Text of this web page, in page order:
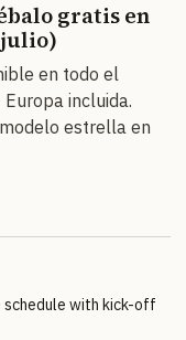
gratis en
julio)
en todo el
incluida.
estrella en
with kick-off